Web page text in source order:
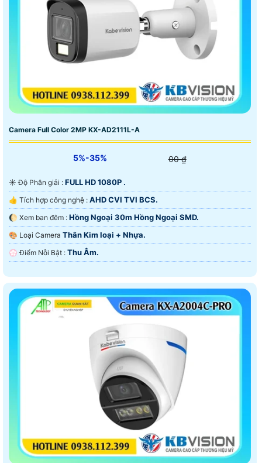
Camera Full Color 2MP KX-AD2111L-A
5%-35% 00 ₫
☀️ Độ Phân giải : FULL HD 1080P .
👍 Tích hợp công nghệ : AHD CVI TVI BCS.
🌔 Xem ban đêm : Hồng Ngoại 30m Hồng Ngoại SMD.
🎨 Loại Camera Thân Kim loại + Nhựa.
️💮 Điểm Nỗi Bật : Thu Âm.